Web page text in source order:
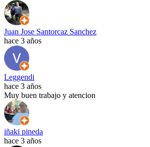
Juan Jose Santorcaz Sanchez
hace 3 años
Leggendi
hace 3 años
Muy buen trabajo y atencion
iñaki pineda
hace 3 años